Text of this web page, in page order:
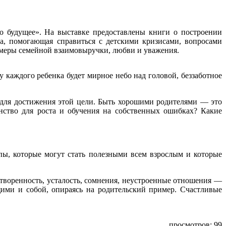
На выставке предоставлены книги о построении
помогающая справиться с детскими кризисами, вопросами
семейной взаимовыручки, любви и уважения.
ребенка будет мирное небо над головой, беззаботное
достижения этой цели. Быть хорошими родителями — это
для роста и обучения на собственных ошибках? Какие
которые могут стать полезными всем взрослым и которые
усталость, сомнения, неустроенные отношения —
и собой, опираясь на родительский пример. Счастливые